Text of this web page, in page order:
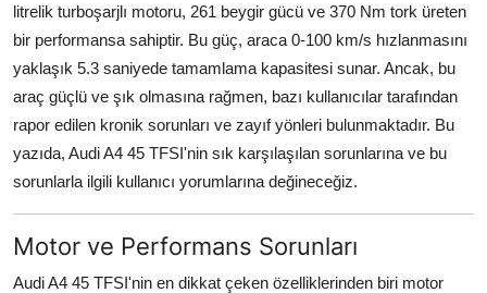
Elektrik & Akü
Klima & Konfor
Aydınlatma & Görüş
Şanzıman & Aktarma
Dizel Sistemler
Multimedya & Elektronik
litrelik turboşarjlı motoru, 261 beygir gücü ve 370 Nm tork üreten
bir performansa sahiptir. Bu güç, araca 0-100 km/s hızlanmasını
yaklaşık 5.3 saniyede tamamlama kapasitesi sunar. Ancak, bu
araç güçlü ve şık olmasına rağmen, bazı kullanıcılar tarafından
rapor edilen kronik sorunları ve zayıf yönleri bulunmaktadır. Bu
yazıda, Audi A4 45 TFSI'nin sık karşılaşılan sorunlarına ve bu
sorunlarla ilgili kullanıcı yorumlarına değineceğiz.
Motor ve Performans Sorunları
Audi A4 45 TFSI'nin en dikkat çeken özelliklerinden biri motor